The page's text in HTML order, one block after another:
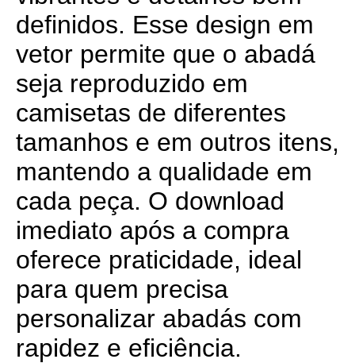
definidos. Esse design em
vetor permite que o abadá
seja reproduzido em
camisetas de diferentes
tamanhos e em outros itens,
mantendo a qualidade em
cada peça. O download
imediato após a compra
oferece praticidade, ideal
para quem precisa
personalizar abadás com
rapidez e eficiência.